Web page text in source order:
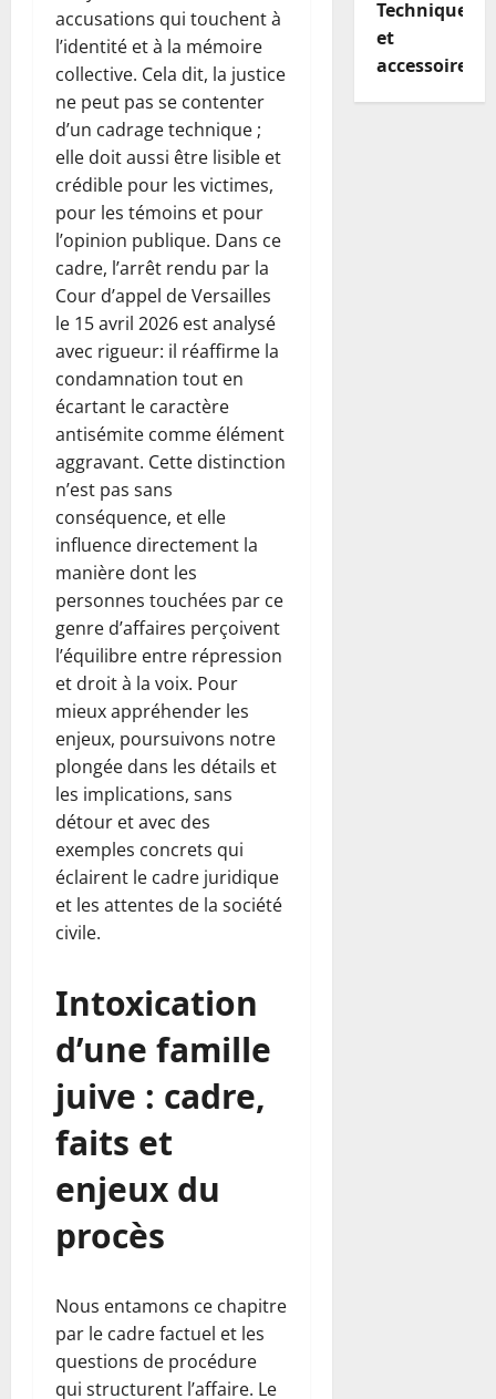
accusations qui touchent à
l’identité et à la mémoire
collective. Cela dit, la justice
ne peut pas se contenter
d’un cadrage technique ;
elle doit aussi être lisible et
crédible pour les victimes,
pour les témoins et pour
l’opinion publique. Dans ce
cadre, l’arrêt rendu par la
Cour d’appel de Versailles
le 15 avril 2026 est analysé
avec rigueur: il réaffirme la
condamnation tout en
écartant le caractère
antisémite comme élément
aggravant. Cette distinction
n’est pas sans
conséquence, et elle
influence directement la
manière dont les
personnes touchées par ce
genre d’affaires perçoivent
l’équilibre entre répression
et droit à la voix. Pour
mieux appréhender les
enjeux, poursuivons notre
plongée dans les détails et
les implications, sans
détour et avec des
exemples concrets qui
éclairent le cadre juridique
et les attentes de la société
civile.
Intoxication
d’une famille
juive : cadre,
faits et
enjeux du
procès
Nous entamons ce chapitre
par le cadre factuel et les
questions de procédure
qui structurent l’affaire. Le
Techniques
et
accessoires